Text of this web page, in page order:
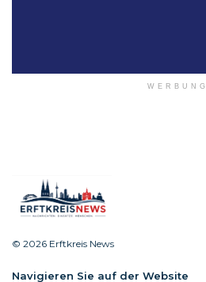
WERBUNG
© 2026 Erftkreis News
Navigieren Sie auf der Website